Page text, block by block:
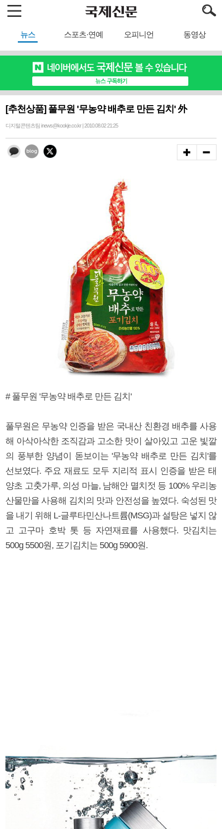
뉴스 스포츠·연예 오피니언 동영상
[추천상품] 풀무원 '무농약 배추로 만든 김치' 外
디지털콘텐츠팀 inews@kookje.co.kr | 2010.08.02 21:25
# 풀무원 '무농약 배추로 만든 김치'
풀무원은 무농약 인증을 받은 국내산 친환경 배추를 사용
해 아삭아삭한 조직감과 고소한 맛이 살아있고 고운 빛깔
의 풍부한 양념이 돋보이는 '무농약 배추로 만든 김치'를
선보였다. 주요 재료도 모두 지리적 표시 인증을 받은 태
양초 고춧가루, 의성 마늘, 남해안 멸치젓 등 100% 우리농
산물만을 사용해 김치의 맛과 안전성을 높였다. 숙성된 맛
을 내기 위해 L-글루타민산나트륨(MSG)과 설탕은 넣지 않
고 고구마 호박 톳 등 자연재료를 사용했다. 맛김치는
500g 5500원, 포기김치는 500g 5900원.